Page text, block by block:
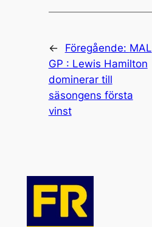
← Föregående: MAL
GP : Lewis Hamilton
dominerar till
säsongens första
vinst